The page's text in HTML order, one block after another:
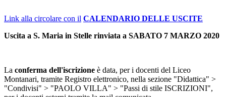
Link alla circolare con il CALENDARIO DELLE USCITE
Uscita a S. Maria in Stelle rinviata a SABATO 7 MARZO 2020
La conferma dell'iscrizione è data, per i docenti del Liceo
Montanari, tramite Registro elettronico, nella sezione "Didattica" >
"Condivisi" > "PAOLO VILLA" > "Passi di stile ISCRIZIONI",